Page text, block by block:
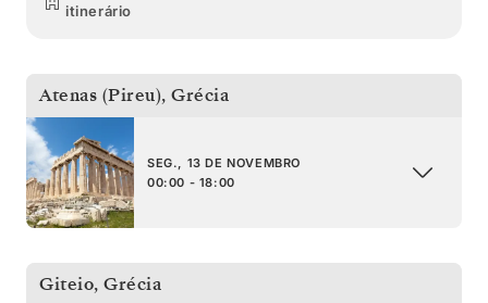
itinerário
Atenas (Pireu), Grécia
SEG., 13 DE NOVEMBRO
00:00 - 18:00
Giteio, Grécia